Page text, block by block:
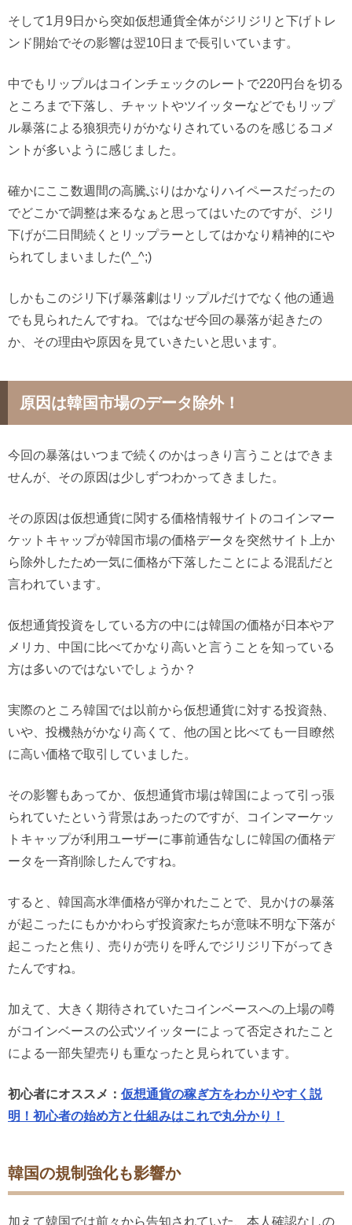
そして1月9日から突如仮想通貨全体がジリジリと下げトレ
ンド開始でその影響は翌10日まで長引いています。
中でもリップルはコインチェックのレートで220円台を切る
ところまで下落し、チャットやツイッターなどでもリップ
ル暴落による狼狽売りがかなりされているのを感じるコメ
ントが多いように感じました。
確かにここ数週間の高騰ぶりはかなりハイペースだったの
でどこかで調整は来るなぁと思ってはいたのですが、ジリ
下げが二日間続くとリップラーとしてはかなり精神的にや
られてしまいました(^_^;)
しかもこのジリ下げ暴落劇はリップルだけでなく他の通過
でも見られたんですね。ではなぜ今回の暴落が起きたの
か、その理由や原因を見ていきたいと思います。
原因は韓国市場のデータ除外！
今回の暴落はいつまで続くのかはっきり言うことはできま
せんが、その原因は少しずつわかってきました。
その原因は仮想通貨に関する価格情報サイトのコインマー
ケットキャップが韓国市場の価格データを突然サイト上か
ら除外したため一気に価格が下落したことによる混乱だと
言われています。
仮想通貨投資をしている方の中には韓国の価格が日本やア
メリカ、中国に比べてかなり高いと言うことを知っている
方は多いのではないでしょうか？
実際のところ韓国では以前から仮想通貨に対する投資熱、
いや、投機熱がかなり高くて、他の国と比べても一目瞭然
に高い価格で取引していました。
その影響もあってか、仮想通貨市場は韓国によって引っ張
られていたという背景はあったのですが、コインマーケッ
トキャップが利用ユーザーに事前通告なしに韓国の価格デ
ータを一斉削除したんですね。
すると、韓国高水準価格が弾かれたことで、見かけの暴落
が起こったにもかかわらず投資家たちが意味不明な下落が
起こったと焦り、売りが売りを呼んでジリジリ下がってき
たんですね。
加えて、大きく期待されていたコインベースへの上場の噂
がコインベースの公式ツイッターによって否定されたこと
による一部失望売りも重なったと見られています。
初心者にオススメ： 仮想通貨の稼ぎ方をわかりやすく説
明！初心者の始め方と仕組みはこれで丸分かり！
韓国の規制強化も影響か
加えて韓国では前々から告知されていた、本人確認なしの